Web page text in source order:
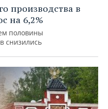
производства в
на 6,2%
половины
снизились